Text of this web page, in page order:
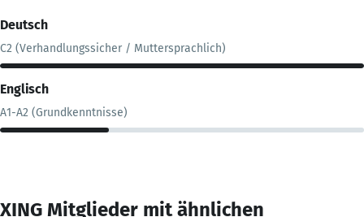
Deutsch
C2 (Verhandlungssicher / Muttersprachlich)
Englisch
A1-A2 (Grundkenntnisse)
XING Mitglieder mit ähnlichen